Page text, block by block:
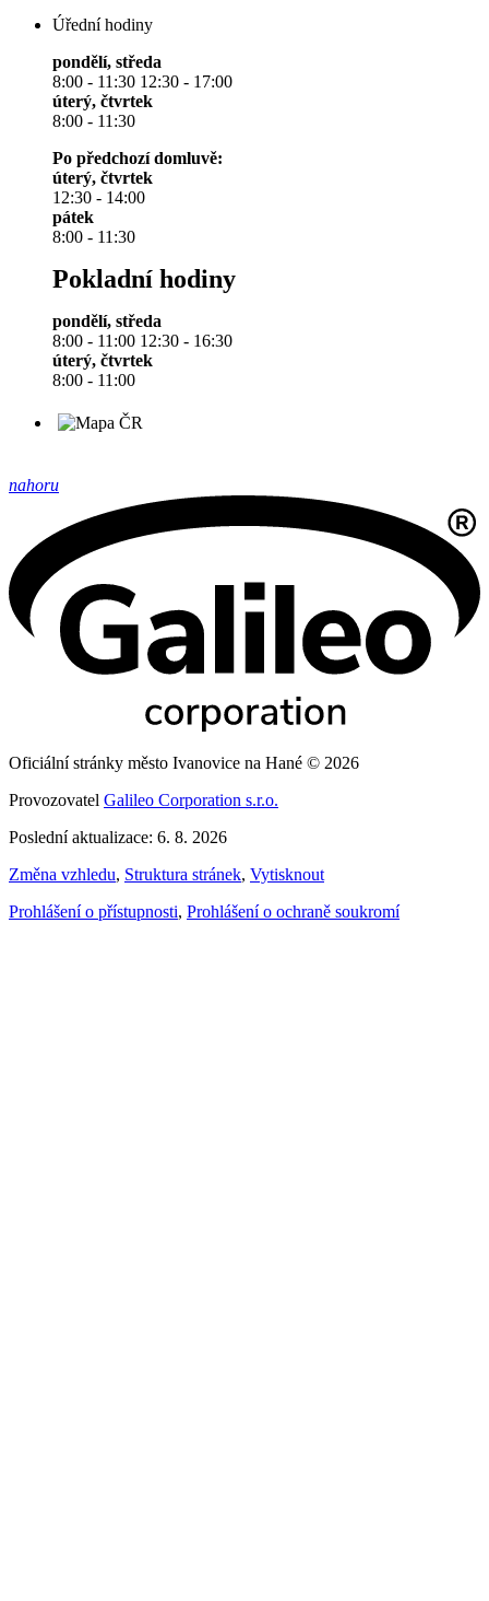
Úřední hodiny
pondělí, středa
8:00 - 11:30 12:30 - 17:00
úterý, čtvrtek
8:00 - 11:30
Po předchozí domluvě:
úterý, čtvrtek
12:30 - 14:00
pátek
8:00 - 11:30
Pokladní hodiny
pondělí, středa
8:00 - 11:00 12:30 - 16:30
úterý, čtvrtek
8:00 - 11:00
nahoru
Oficiální stránky město Ivanovice na Hané © 2026
Provozovatel Galileo Corporation s.r.o.
Poslední aktualizace: 6. 8. 2026
Změna vzhledu, Struktura stránek, Vytisknout
Prohlášení o přístupnosti, Prohlášení o ochraně soukromí